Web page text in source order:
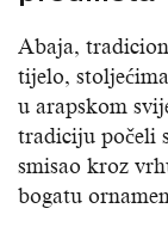
Abaja,
tijelo,
u arapskom
tradiciju počeli
smisao kroz
bogatu